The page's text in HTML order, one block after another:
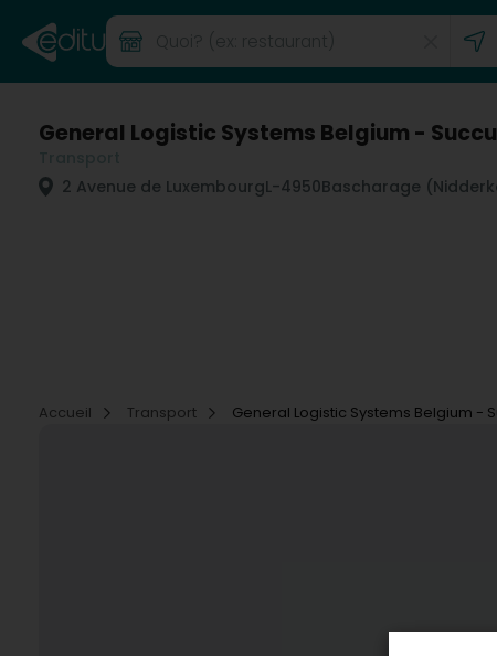
General Logistic Systems Belgium -
2 Avenue de LuxembourgL-4950Bascharage
Accueil
Transport General Logistic Systems Belgium -